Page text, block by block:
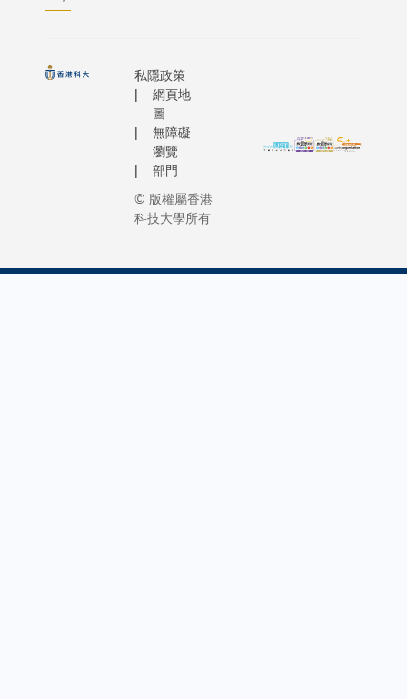
私隱政策
網頁地
圖
無障礙
瀏覽
部門
© 版權屬香港
科技大學所有